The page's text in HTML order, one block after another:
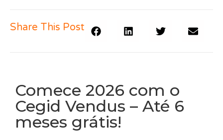
Share This Post
Comece 2026 com o
Cegid Vendus – Até 6
meses grátis!